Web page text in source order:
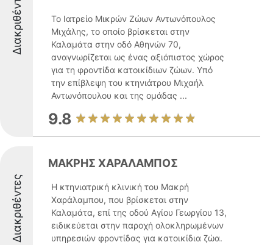
Διακριθέντες
Το Ιατρείο Μικρών Ζώων Αντωνόπουλος
Μιχάλης, το οποίο βρίσκεται στην
Καλαμάτα στην οδό Αθηνών 70,
αναγνωρίζεται ως ένας αξιόπιστος χώρος
για τη φροντίδα κατοικίδιων ζώων. Υπό
την επίβλεψη του κτηνιάτρου Μιχαήλ
Αντωνόπουλου και της ομάδας ...
9.8
Διακριθέντες
ΜΑΚΡΗΣ ΧΑΡΑΛΑΜΠΟΣ
Η κτηνιατρική κλινική του Μακρή
Χαράλαμπου, που βρίσκεται στην
Καλαμάτα, επί της οδού Αγίου Γεωργίου 13,
ειδικεύεται στην παροχή ολοκληρωμένων
υπηρεσιών φροντίδας για κατοικίδια ζώα.